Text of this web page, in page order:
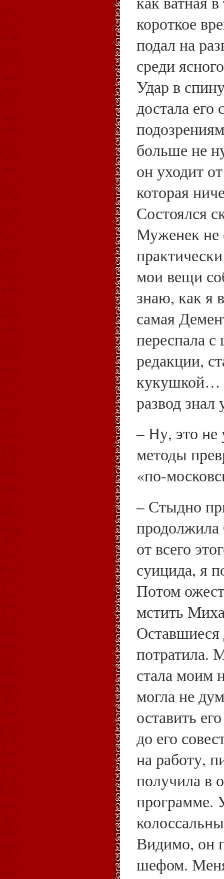
короткое
подал на
среди
Удар в
достала
больше не
он уходит
которая
Состоялся
Муженек не
мои вещи
знаю, как я
самая
переспала
редакции,
кукушкой…
развод знал
– Ну, это не
методы
«по-
– Стыдно
продолжила
от всего
суицида, я
Потом
мстить
Оставшиеся
потратила.
стала моим
могла не
оставить
до его
на работу,
получила в
программе.
Видимо, он
шефом.